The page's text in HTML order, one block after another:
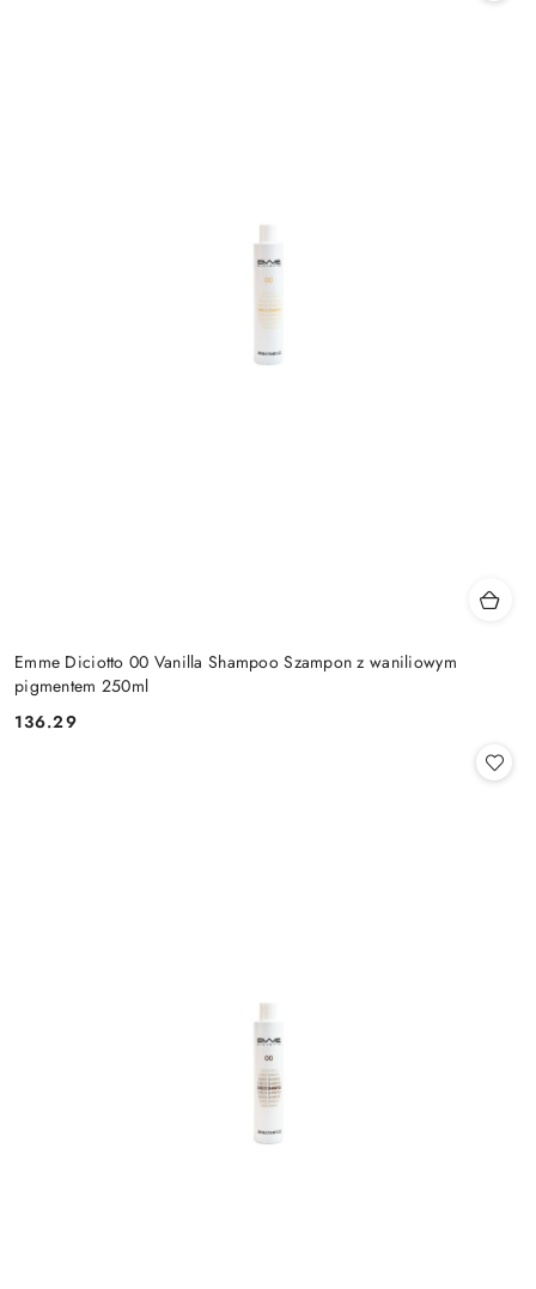
Emme Diciotto 00 Vanilla Shampoo Szampon z waniliowym
pigmentem 250ml
Cena:
136.29